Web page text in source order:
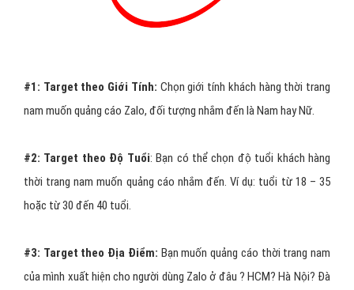
#1: Target theo Giới Tính: Chọn giới tính khách hàng thời trang
nam muốn quảng cáo Zalo, đối tượng nhắm đến là Nam hay Nữ.
#2: Target theo Độ Tuổi: Bạn có thể chọn độ tuổi khách hàng
thời trang nam muốn quảng cáo nhắm đến. Ví dụ: tuổi từ 18 – 35
hoặc từ 30 đến 40 tuổi.
#3: Target theo Địa Điểm: Bạn muốn quảng cáo thời trang nam
của mình xuất hiện cho người dùng Zalo ở đâu ? HCM? Hà Nội? Đà